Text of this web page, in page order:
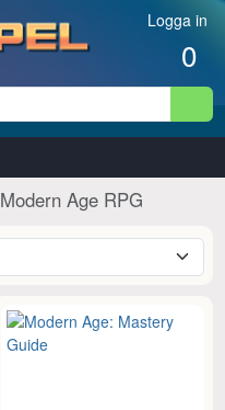
Logga in
0
Modern Age RPG